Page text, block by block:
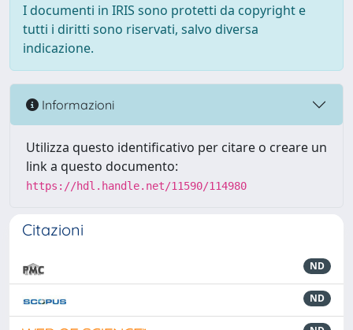
I documenti in IRIS sono protetti da copyright e
tutti i diritti sono riservati, salvo diversa
indicazione.
Informazioni
Utilizza questo identificativo per citare o creare un
link a questo documento:
https://hdl.handle.net/11590/114980
Citazioni
ND
ND